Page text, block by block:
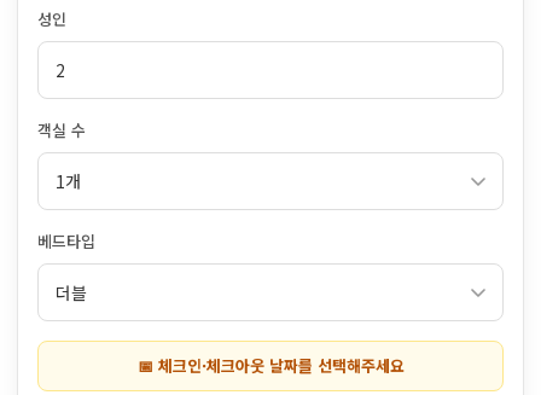
성인
객실 수
베드타입
📅 체크인·체크아웃 날짜를 선택해주세요